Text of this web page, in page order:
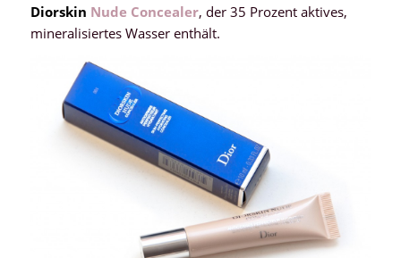
Diorskin Nude Concealer, der 35 Prozent aktives,
mineralisiertes Wasser enthält.